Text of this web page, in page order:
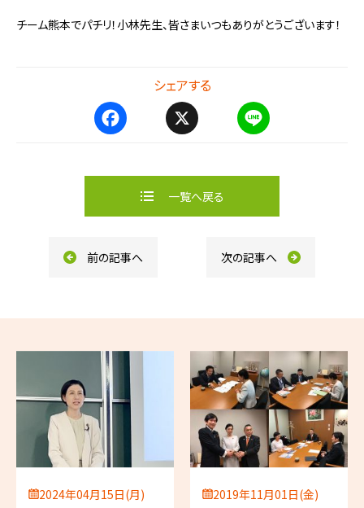
チーム熊本でパチリ！小林先生、皆さまいつもありがとうございます！
シェアする
e
o
e
一覧へ戻る
前の記事へ 次の記事へ
2024年04月15日(月) 2019年11月01日(金)